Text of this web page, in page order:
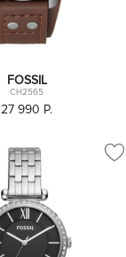
FOSSIL
CH2565
27 990 P.